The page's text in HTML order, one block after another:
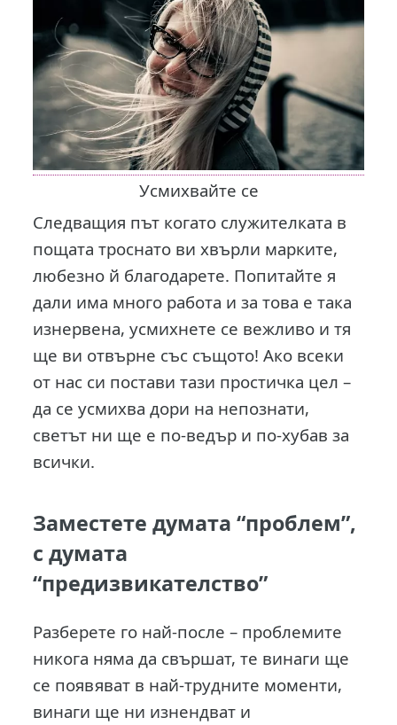
Усмихвайте се
Следващия път когато служителката в
пощата троснато ви хвърли марките,
любезно й благодарете. Попитайте я
дали има много работа и за това е така
изнервена, усмихнете се вежливо и тя
ще ви отвърне със същото! Ако всеки
от нас си постави тази простичка цел –
да се усмихва дори на непознати,
светът ни ще е по-ведър и по-хубав за
всички.
Заместете думата “проблем”,
с думата
“предизвикателство”
Разберете го най-после – проблемите
никога няма да свършат, те винаги ще
се появяват в най-трудните моменти,
винаги ще ни изнендват и